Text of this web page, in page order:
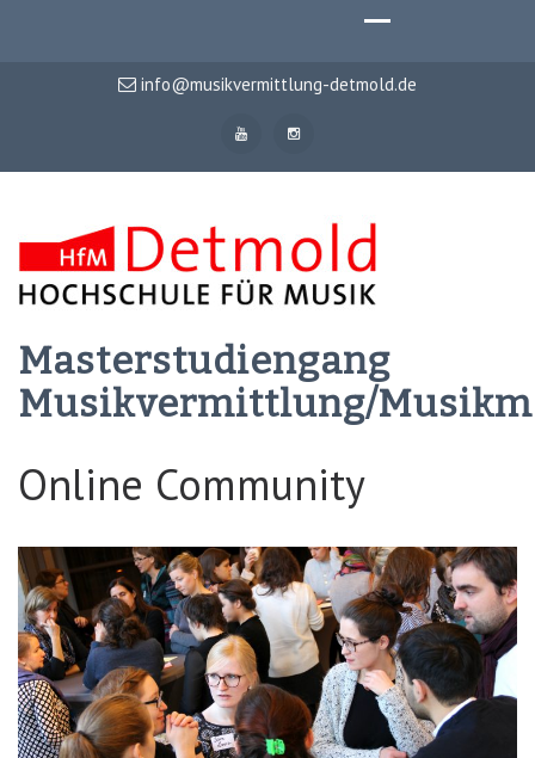
info@musikvermittlung-detmold.de
Masterstudiengang
Musikvermittlung/
Online Community